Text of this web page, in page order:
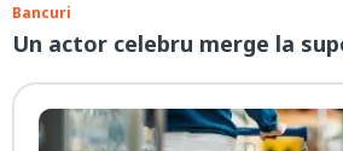
Bancuri
Un actor celebru merge la